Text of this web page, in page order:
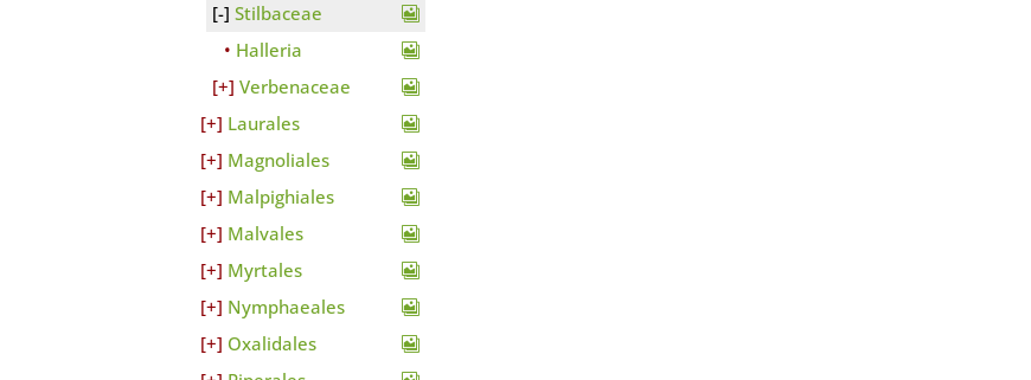
Stilbaceae
Halleria
Verbenaceae
Laurales
Magnoliales
Malpighiales
Malvales
Myrtales
Nymphaeales
Oxalidales